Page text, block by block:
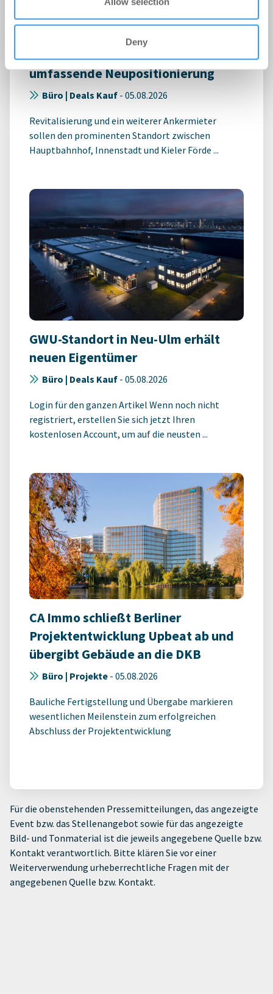
Deny
HWS erwirbt das CAP Kiel und plant
umfassende Neupositionierung
Büro | Deals Kauf - 05.08.2026
Revitalisierung und ein weiterer Ankermieter
sollen den prominenten Standort zwischen
Hauptbahnhof, Innenstadt und Kieler Förde ...
GWU-Standort in Neu-Ulm erhält
neuen Eigentümer
Büro | Deals Kauf - 05.08.2026
Login für den ganzen Artikel Wenn noch nicht
registriert, erstellen Sie sich jetzt Ihren
kostenlosen Account, um auf die neusten ...
CA Immo schließt Berliner
Projektentwicklung Upbeat ab und
übergibt Gebäude an die DKB
Büro | Projekte - 05.08.2026
Bauliche Fertigstellung und Übergabe markieren
wesentlichen Meilenstein zum erfolgreichen
Abschluss der Projektentwicklung
Für die obenstehenden Pressemitteilungen, das angezeigte
Event bzw. das Stellenangebot sowie für das angezeigte
Bild- und Tonmaterial ist die jeweils angegebene Quelle bzw.
Kontakt verantwortlich. Bitte klären Sie vor einer
Weiterverwendung urheberrechtliche Fragen mit der
angegebenen Quelle bzw. Kontakt.